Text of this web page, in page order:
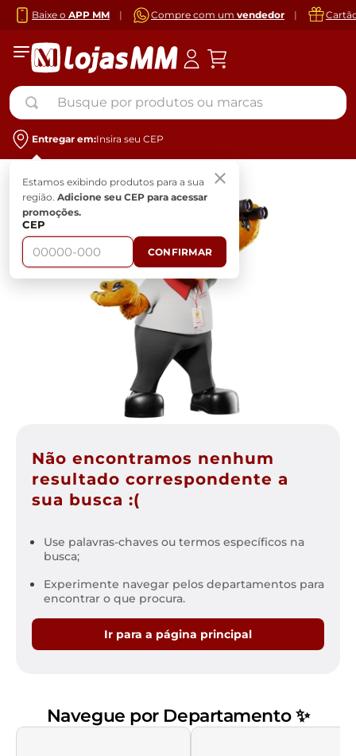
Baixe o APP MM | Compre com um vendedor |
Busque por produtos ou marcas
Entregar em:Insira seu CEP
Estamos exibindo produtos para a sua
região. Adicione seu CEP para acessar
promoções.
CEP
CONFIRMAR
Não encontramos nenhum
resultado correspondente a
sua busca :(
Use palavras-chaves ou termos específicos na
busca;
Experimente navegar pelos departamentos para
encontrar o que procura.
Ir para a página principal
Navegue por Departamento ✨